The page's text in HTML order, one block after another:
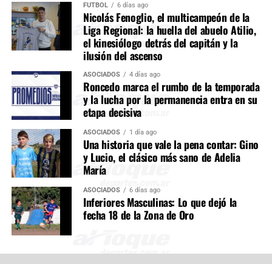
FÚTBOL 6 días ago
Nicolás Fenoglio, el multicampeón de la
Liga Regional: la huella del abuelo Atilio,
el kinesiólogo detrás del capitán y la
ilusión del ascenso
ASOCIADOS 4 días ago
Roncedo marca el rumbo de la temporada
y la lucha por la permanencia entra en su
etapa decisiva
ASOCIADOS 1 día ago
Una historia que vale la pena contar: Gino
y Lucio, el clásico más sano de Adelia
María
ASOCIADOS 6 días ago
Inferiores Masculinas: Lo que dejó la
fecha 18 de la Zona de Oro